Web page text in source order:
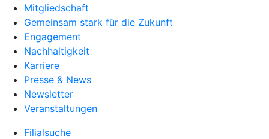
Mitgliedschaft
Gemeinsam stark für die Zukunft
Engagement
Nachhaltigkeit
Karriere
Presse & News
Newsletter
Veranstaltungen
Filialsuche